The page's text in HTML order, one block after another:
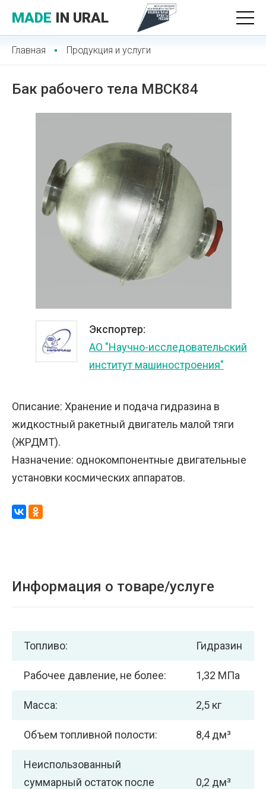
MADE IN URAL
Главная Продукция и услуги
Бак рабочего тела МВСК84
Экспортер:
АО "Научно-исследовательский
институт машиностроения"
Описание: Хранение и подача гидразина в
жидкостный ракетный двигатель малой тяги
(ЖРДМТ).
Назначение: однокомпонентные двигательные
установки космических аппаратов.
Информация о товаре/услуге
Топливо: Гидразин
Рабочее давление, не более: 1,32 МПа
Масса: 2,5 кг
Объем топливной полости: 8,4 дм³
Неиспользованный
суммарный остаток после
0,2 дм³